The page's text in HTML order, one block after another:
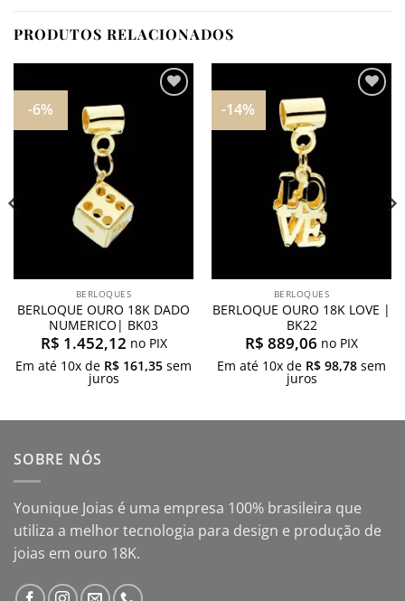
PRODUTOS RELACIONADOS
-6%
BERLOQUES
BERLOQUE OURO 18K DADO
NUMERICO| BK03
R$ 1.452,12 no PIX
Em até 10x de R$ 161,35 sem
juros
-14%
BERLOQUES
BERLOQUE OURO 18K LOVE |
BK22
R$ 889,06 no PIX
Em até 10x de R$ 98,78 sem
juros
SOBRE NÓS
Younique Joias é uma empresa 100% brasileira que
utiliza a melhor tecnologia para design e produção de
joias em ouro 18K.